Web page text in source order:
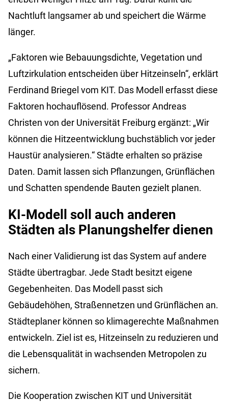
Nachtluft langsamer ab und speichert die Wärme
länger.
„Faktoren wie Bebauungsdichte, Vegetation und
Luftzirkulation entscheiden über Hitzeinseln“, erklärt
Ferdinand Briegel vom KIT. Das Modell erfasst diese
Faktoren hochauflösend. Professor Andreas
Christen von der Universität Freiburg ergänzt: „Wir
können die Hitzeentwicklung buchstäblich vor jeder
Haustür analysieren.“ Städte erhalten so präzise
Daten. Damit lassen sich Pflanzungen, Grünflächen
und Schatten spendende Bauten gezielt planen.
KI-Modell soll auch anderen
Städten als Planungshelfer dienen
Nach einer Validierung ist das System auf andere
Städte übertragbar. Jede Stadt besitzt eigene
Gegebenheiten. Das Modell passt sich
Gebäudehöhen, Straßennetzen und Grünflächen an.
Städteplaner können so klimagerechte Maßnahmen
entwickeln. Ziel ist es, Hitzeinseln zu reduzieren und
die Lebensqualität in wachsenden Metropolen zu
sichern.
Die Kooperation zwischen KIT und Universität